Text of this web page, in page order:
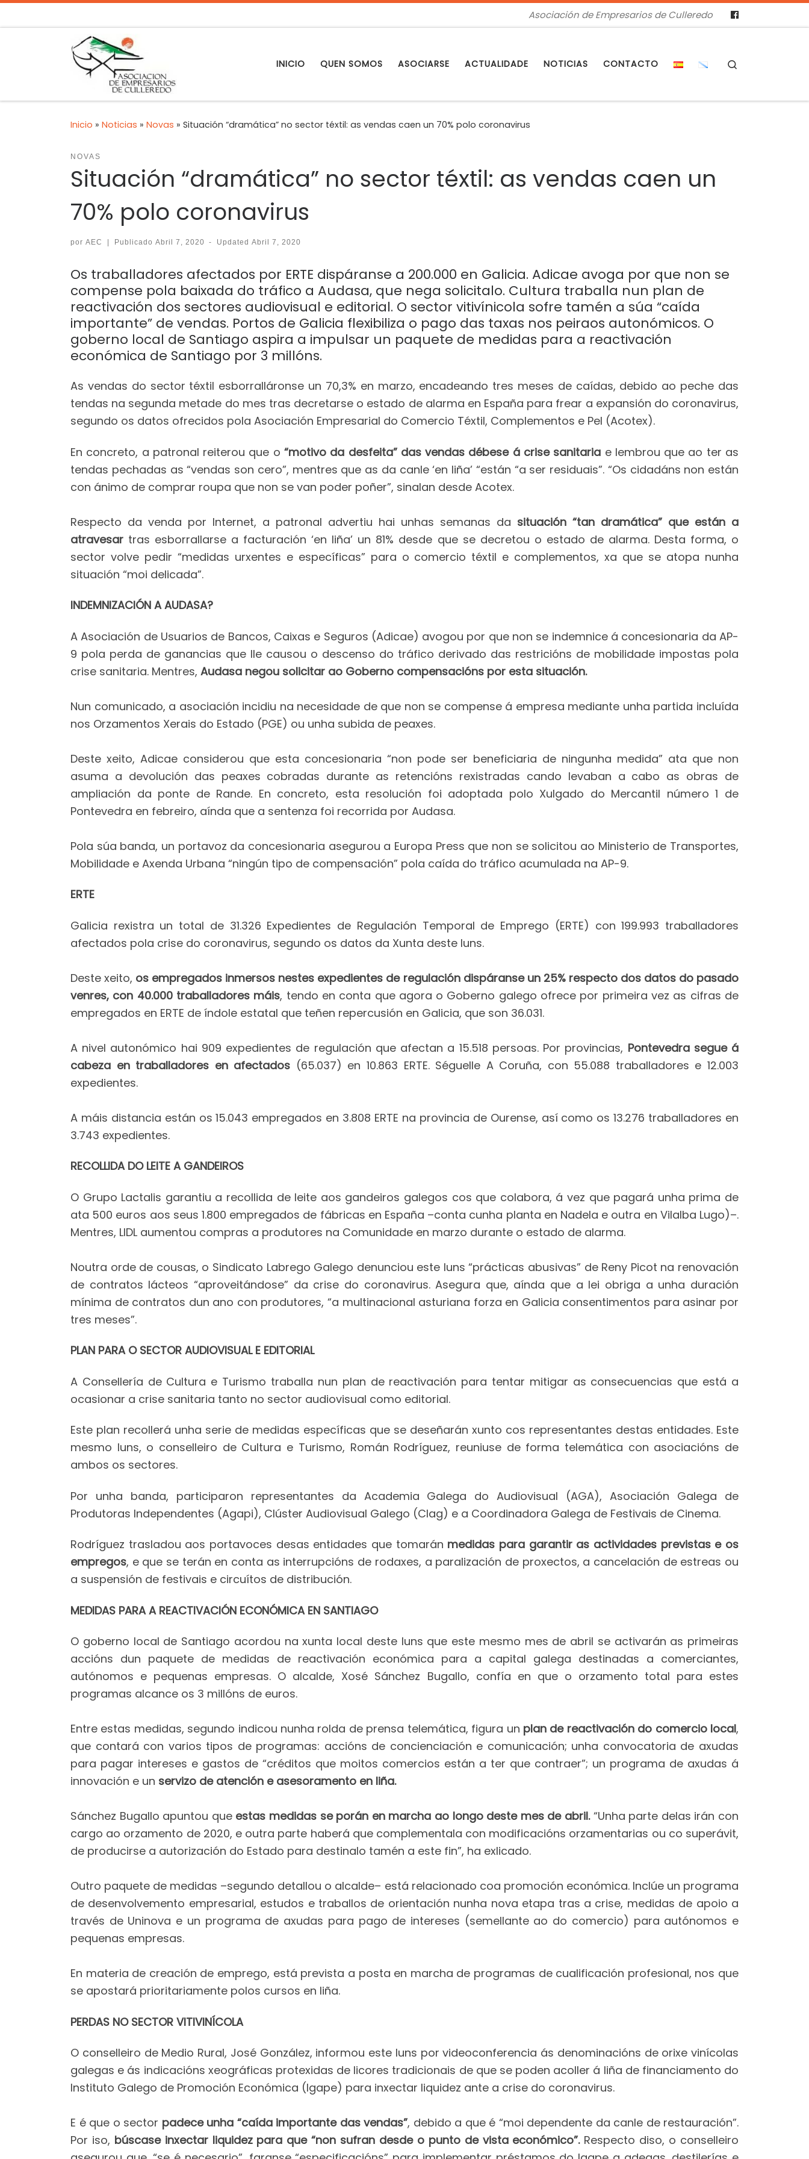
Asociación de Empresarios de Culleredo
INICIO QUEN SOMOS ASOCIARSE ACTUALIDADE NOTICIAS CONTACTO
Inicio » Noticias » Novas » Situación “dramática” no sector téxtil: as vendas caen un 70% polo coronavirus
NOVAS
Situación “dramática” no sector téxtil: as vendas caen un
70% polo coronavirus
por AEC | Publicado Abril 7, 2020 - UpdatedAbril 7, 2020
Os traballadores afectados por ERTE dispáranse a 200.000 en Galicia. Adicae avoga por que non se
compense pola baixada do tráfico a Audasa, que nega solicitalo. Cultura traballa nun plan de
reactivación dos sectores audiovisual e editorial. O sector vitivínicola sofre tamén a súa “caída
importante” de vendas. Portos de Galicia flexibiliza o pago das taxas nos peiraos autonómicos. O
goberno local de Santiago aspira a impulsar un paquete de medidas para a reactivación
económica de Santiago por 3 millóns.
As vendas do sector téxtil esborralláronse un 70,3% en marzo, encadeando tres meses de caídas, debido ao peche das
tendas na segunda metade do mes tras decretarse o estado de alarma en España para frear a expansión do coronavirus,
segundo os datos ofrecidos pola Asociación Empresarial do Comercio Téxtil, Complementos e Pel (Acotex).
En concreto, a patronal reiterou que o “motivo da desfeita” das vendas débese á crise sanitaria e lembrou que ao ter as
tendas pechadas as “vendas son cero”, mentres que as da canle ‘en liña’ “están “a ser residuais”. “Os cidadáns non están
con ánimo de comprar roupa que non se van poder poñer”, sinalan desde Acotex.
Respecto da venda por Internet, a patronal advertiu hai unhas semanas da situación “tan dramática” que están a
atravesar tras esborrallarse a facturación ‘en liña’ un 81% desde que se decretou o estado de alarma. Desta forma, o
sector volve pedir “medidas urxentes e específicas” para o comercio téxtil e complementos, xa que se atopa nunha
situación “moi delicada”.
INDEMNIZACIÓN A AUDASA?
A Asociación de Usuarios de Bancos, Caixas e Seguros (Adicae) avogou por que non se indemnice á concesionaria da AP-
9 pola perda de ganancias que lle causou o descenso do tráfico derivado das restricións de mobilidade impostas pola
crise sanitaria. Mentres, Audasa negou solicitar ao Goberno compensacións por esta situación.
Nun comunicado, a asociación incidiu na necesidade de que non se compense á empresa mediante unha partida incluída
nos Orzamentos Xerais do Estado (PGE) ou unha subida de peaxes.
Deste xeito, Adicae considerou que esta concesionaria “non pode ser beneficiaria de ningunha medida” ata que non
asuma a devolución das peaxes cobradas durante as retencións rexistradas cando levaban a cabo as obras de
ampliación da ponte de Rande. En concreto, esta resolución foi adoptada polo Xulgado do Mercantil número 1 de
Pontevedra en febreiro, aínda que a sentenza foi recorrida por Audasa.
Pola súa banda, un portavoz da concesionaria asegurou a Europa Press que non se solicitou ao Ministerio de Transportes,
Mobilidade e Axenda Urbana “ningún tipo de compensación” pola caída do tráfico acumulada na AP-9.
ERTE
Galicia rexistra un total de 31.326 Expedientes de Regulación Temporal de Emprego (ERTE) con 199.993 traballadores
afectados pola crise do coronavirus, segundo os datos da Xunta deste luns.
Deste xeito, os empregados inmersos nestes expedientes de regulación dispáranse un 25% respecto dos datos do pasado
venres, con 40.000 traballadores máis, tendo en conta que agora o Goberno galego ofrece por primeira vez as cifras de
empregados en ERTE de índole estatal que teñen repercusión en Galicia, que son 36.031.
A nivel autonómico hai 909 expedientes de regulación que afectan a 15.518 persoas. Por provincias, Pontevedra segue á
cabeza en traballadores en afectados (65.037) en 10.863 ERTE. Séguelle A Coruña, con 55.088 traballadores e 12.003
expedientes.
A máis distancia están os 15.043 empregados en 3.808 ERTE na provincia de Ourense, así como os 13.276 traballadores en
3.743 expedientes.
RECOLLIDA DO LEITE A GANDEIROS
O Grupo Lactalis garantiu a recollida de leite aos gandeiros galegos cos que colabora, á vez que pagará unha prima de
ata 500 euros aos seus 1.800 empregados de fábricas en España –conta cunha planta en Nadela e outra en Vilalba Lugo)–.
Mentres, LIDL aumentou compras a produtores na Comunidade en marzo durante o estado de alarma.
Noutra orde de cousas, o Sindicato Labrego Galego denunciou este luns “prácticas abusivas” de Reny Picot na renovación
de contratos lácteos “aproveitándose” da crise do coronavirus. Asegura que, aínda que a lei obriga a unha duración
mínima de contratos dun ano con produtores, “a multinacional asturiana forza en Galicia consentimentos para asinar por
tres meses”.
PLAN PARA O SECTOR AUDIOVISUAL E EDITORIAL
A Consellería de Cultura e Turismo traballa nun plan de reactivación para tentar mitigar as consecuencias que está a
ocasionar a crise sanitaria tanto no sector audiovisual como editorial.
Este plan recollerá unha serie de medidas específicas que se deseñarán xunto cos representantes destas entidades. Este
mesmo luns, o conselleiro de Cultura e Turismo, Román Rodríguez, reuniuse de forma telemática con asociacións de
ambos os sectores.
Por unha banda, participaron representantes da Academia Galega do Audiovisual (AGA), Asociación Galega de
Produtoras Independentes (Agapi), Clúster Audiovisual Galego (Clag) e a Coordinadora Galega de Festivais de Cinema.
Rodríguez trasladou aos portavoces desas entidades que tomarán medidas para garantir as actividades previstas e os
empregos, e que se terán en conta as interrupcións de rodaxes, a paralización de proxectos, a cancelación de estreas ou
a suspensión de festivais e circuítos de distribución.
MEDIDAS PARA A REACTIVACIÓN ECONÓMICA EN SANTIAGO
O goberno local de Santiago acordou na xunta local deste luns que este mesmo mes de abril se activarán as primeiras
accións dun paquete de medidas de reactivación económica para a capital galega destinadas a comerciantes,
autónomos e pequenas empresas. O alcalde, Xosé Sánchez Bugallo, confía en que o orzamento total para estes
programas alcance os 3 millóns de euros.
Entre estas medidas, segundo indicou nunha rolda de prensa telemática, figura un plan de reactivación do comercio local,
que contará con varios tipos de programas: accións de concienciación e comunicación; unha convocatoria de axudas
para pagar intereses e gastos de “créditos que moitos comercios están a ter que contraer”; un programa de axudas á
innovación e un servizo de atención e asesoramento en liña.
Sánchez Bugallo apuntou queestas medidas se porán en marcha ao longo deste mes de abril. “Unha parte delas irán con
cargo ao orzamento de 2020, e outra parte haberá que complementala con modificacións orzamentarias ou co superávit,
de producirse a autorización do Estado para destinalo tamén a este fin”, ha exlicado.
Outro paquete de medidas –segundo detallou o alcalde– está relacionado coa promoción económica. Inclúe un programa
de desenvolvemento empresarial, estudos e traballos de orientación nunha nova etapa tras a crise, medidas de apoio a
través de Uninova e un programa de axudas para pago de intereses (semellante ao do comercio) para autónomos e
pequenas empresas.
En materia de creación de emprego, está prevista a posta en marcha de programas de cualificación profesional, nos que
se apostará prioritariamente polos cursos en liña.
PERDAS NO SECTOR VITIVINÍCOLA
O conselleiro de Medio Rural, José González, informou este luns por videoconferencia ás denominacións de orixe vinícolas
galegas e ás indicacións xeográficas protexidas de licores tradicionais de que se poden acoller á liña de financiamento do
Instituto Galego de Promoción Económica (Igape) para inxectar liquidez ante a crise do coronavirus.
E é que o sector padece unha “caída importante das vendas”, debido a que é “moi dependente da canle de restauración”.
Por iso, búscase inxectar liquidez para que “non sufran desde o punto de vista económico”. Respecto diso, o conselleiro